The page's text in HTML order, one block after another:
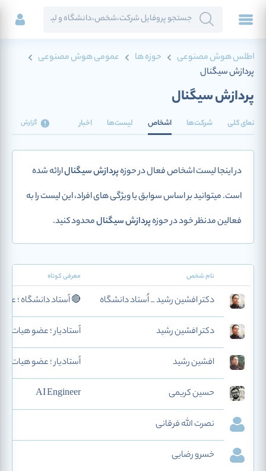
اطلس هوش مصنوعی حوزه ها
عمومی هوش مصنوعی
پردازش سیگنال
پردازش سیگنال
نمای کلی شرکت‌ها اشخاص لیست‌ها اخبار گزارش
در اینجا لیست اشخاص فعال در حوزهپردازش سیگنالارائه شده
است. میتوانید بر اساس سوابق یا ویژگی های افراد، این لیست را به
فعالین مدنظر خود در حوزهپردازش سیگنالمحدود کنید.
نام شخص معرفی کوتاه
دکتر افشین رشید _ اُستاد دانشگاه 🔴 اُستاد دانشگاه ؛
دکتر افشین رشید اُستادیار ؛ عضو هیات
افشین رشید اُستادیار ؛ عضو هیات
حسین کریمی AI Engineer
نصرت الله فرقانی
خسرو رضایی